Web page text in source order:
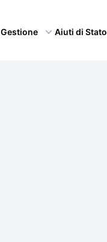
Gestione Aiuti di Stato